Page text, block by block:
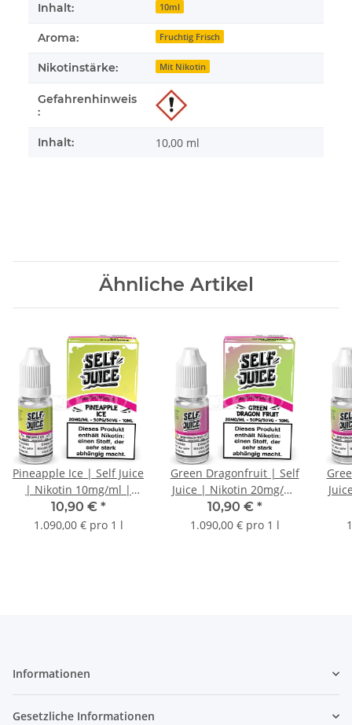
Inhalt: 10ml
Aroma: Fruchtig Frisch
Nikotinstärke: Mit Nikotin
Gefahrenhinweis
:
Inhalt: 10,00 ml
Ähnliche Artikel
Pineapple Ice | Self Juice
| Nikotin 10mg/ml |
Liquid | 10ml
10,90 € *
1.090,00 € pro 1 l
Green Dragonfruit | Self
Juice | Nikotin 20mg/ml
| Liquid | 10ml
10,90 € *
1.090,00 € pro 1 l
Informationen
Gesetzliche Informationen